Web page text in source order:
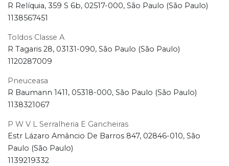
R Relíquia, 359 S 6b, 02517-000, São Paulo (São Paulo)
1138567451
Toldos Classe A
R Tagaris 28, 03131-090, São Paulo (São Paulo)
1120287009
Pneuceasa
R Baumann 1411, 05318-000, São Paulo (São Paulo)
1138321067
P W V L Serralheria E Gancheiras
Estr Lázaro Amâncio De Barros 847, 02846-010, São
Paulo (São Paulo)
1139219332